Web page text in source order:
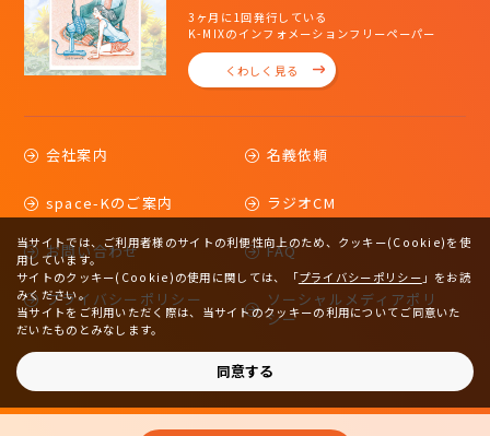
3ヶ月に1回発行している
K-MIXのインフォメーションフリーペーパー
くわしく見る
会社案内 名義依頼
space-Kのご案内 ラジオCM
お問い合わせ FAQ
プライバシーポリシー
ソーシャルメディアポリ
シー
当サイトでは、ご利用者様のサイトの利便性向上のため、クッキー(Cookie)を使
用しています。
サイトのクッキー(Cookie)の使用に関しては、
「プライバシーポリシー 」をお読
みください。
当サイトをご利用いただく際は、当サイトのクッキーの利用についてご同意いた
だいたものとみなします。
同意する